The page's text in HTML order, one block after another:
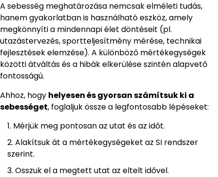
A sebesség meghatározása nemcsak elméleti tudás,
hanem gyakorlatban is használható eszköz, amely
megkönnyíti a mindennapi élet döntéseit (pl.
utazástervezés, sportteljesítmény mérése, technikai
fejlesztések elemzése). A különböző mértékegységek
közötti átváltás és a hibák elkerülése szintén alapvető
fontosságú.
Ahhoz, hogy helyesen és gyorsan számítsuk ki a
sebességet, foglaljuk össze a legfontosabb lépéseket:
Mérjük meg pontosan az utat és az időt.
Alakítsuk át a mértékegységeket az SI rendszer
szerint.
Osszuk el a megtett utat az eltelt idővel.